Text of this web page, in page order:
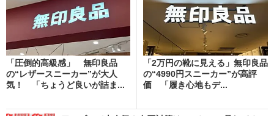
「圧倒的高級感」 無印良品
の“レザースニーカー”が大人
気！ 「ちょうど良いが詰ま...
「2万円の靴に見える」無印良品
の“4990円スニーカー”が高評
価 「履き心地もデ...